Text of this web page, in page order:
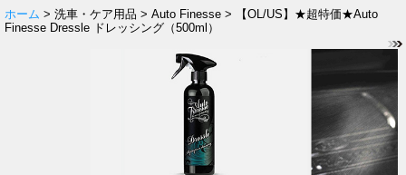
ホーム > 洗車・ケア用品 > Auto Finesse > 【OL/US】★超特価★Auto
Finesse Dressle ドレッシング（500ml）